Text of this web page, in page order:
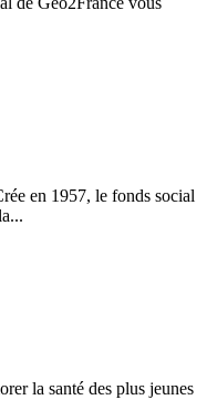
en 1957, le fonds social
la santé des plus jeunes